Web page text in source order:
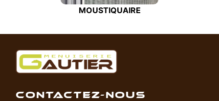
MOUSTIQUAIRE
CONTACTEZ-NOUS